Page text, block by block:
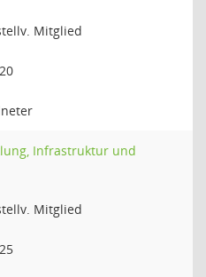
Mitglied
Infrastruktur und
Mitglied